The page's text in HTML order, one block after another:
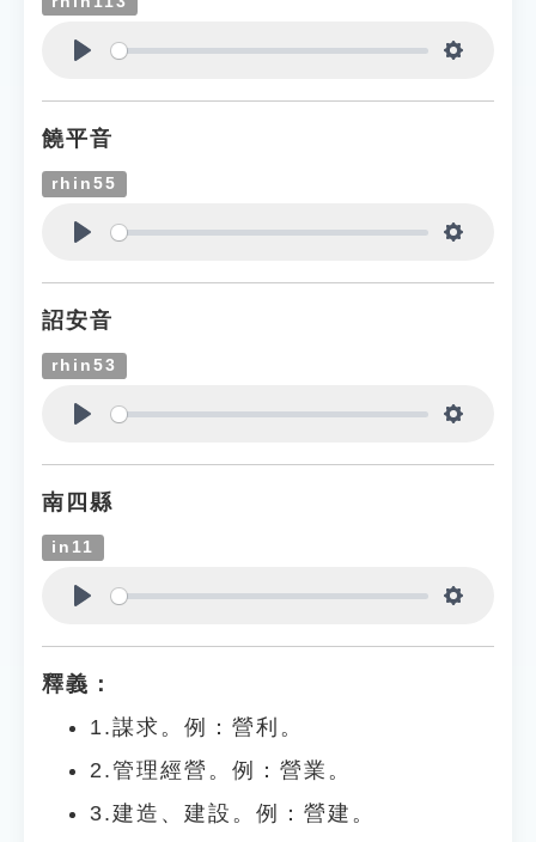
饒平音
rhin55
詔安音
rhin53
南四縣
in11
釋義：
1.謀求。例：營利。
2.管理經營。例：營業。
3.建造、建設。例：營建。